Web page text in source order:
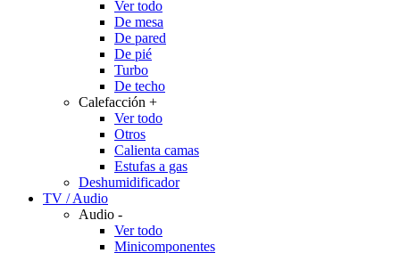
Ver todo
De mesa
De pared
De pié
Turbo
De techo
Calefacción +
Ver todo
Otros
Calienta camas
Estufas a gas
Deshumidificador
TV / Audio
Audio -
Ver todo
Minicomponentes